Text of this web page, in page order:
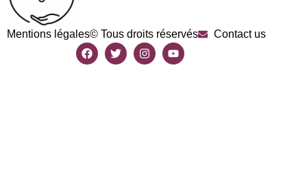
Mentions légales© Tous droits réservés Contact us